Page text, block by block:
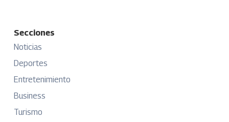
Secciones
Noticias
Deportes
Entretenimiento
Business
Turismo